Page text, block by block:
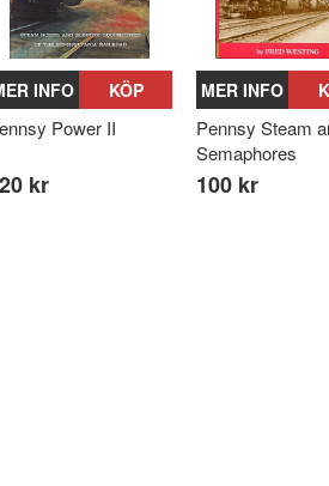
INFO KÖP
Power II
kr
MER INFO
Pennsy Steam
Semaphores
100 kr